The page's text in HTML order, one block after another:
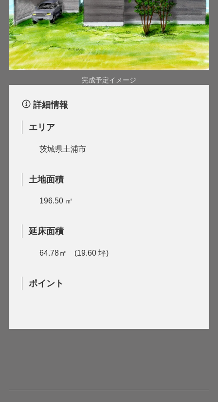
完成予定イメージ
詳細情報
エリア
茨城県土浦市
土地面積
196.50 ㎡
延床面積
64.78㎡ (19.60 坪)
ポイント